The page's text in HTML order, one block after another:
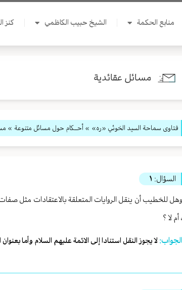
منابع الحكمة الشيخ حبيب الكاظمي كنز
مسائل عقائدية
فتاوى سماحة السيد الخوئي «ره» » أحــكام حول مسائل متنوعة »
السؤال: ١
وهل للخطيب أن ينقل الروايات المتعلقة بالاعتقادات مثل
، أم لا ؟
الجواب: لا يجوز النقل استنادا إلى الائمة عليهم السلام وأما